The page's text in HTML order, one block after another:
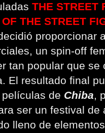
THE STREET
THE STREET
proporcionar
un spin-off
tan popular que se
El resultado final
de Chiba,
ser un festival de
lleno de